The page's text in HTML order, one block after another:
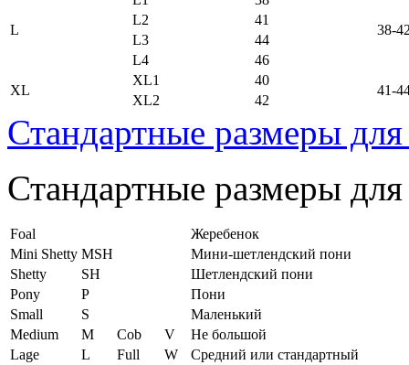
L
38-
L2
41
L3
44
L4
46
XL
XL1 40
41-
XL2 42
Стандартные размеры
Стандартные размеры
Foal
Жеребенок
Mini Shetty MSH
Мини-шетлендский пони
Shetty
SH
Шетлендский пони
Pony
P
Пони
Small
S
Маленький
Medium
M Cob V
Не большой
Lage
L Full W
Средний или стандартный